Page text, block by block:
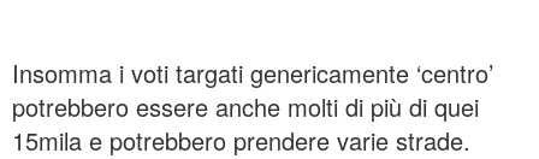
Insomma i voti targati genericamente ‘centro’
potrebbero essere anche molti di più di quei
15mila e potrebbero prendere varie strade.